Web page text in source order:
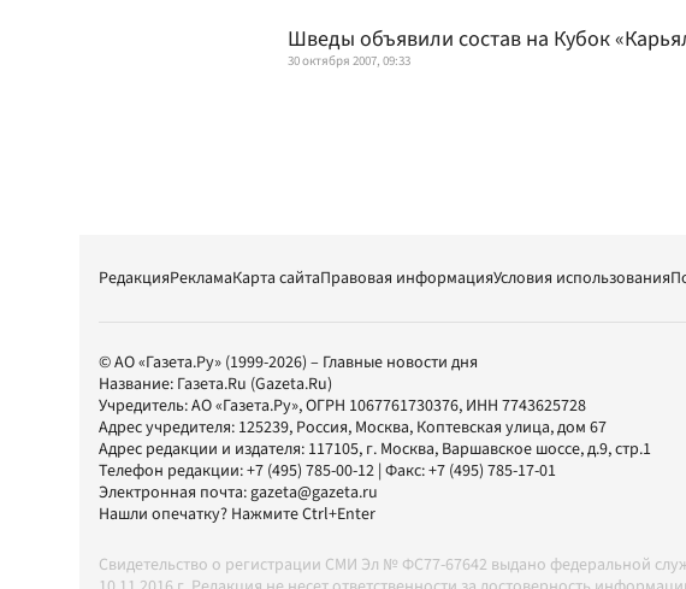
Шведы объявили состав на Кубок
30 октября 2007, 09:33
РедакцияРекламаКарта сайтаПравовая информацияУсловия использования
© АО «Газета.Ру» (1999-2026) – Главные новости дня
Название: Газета.Ru (Gazeta.Ru)
Учредитель:АО «Газета.Ру», ОГРН 1067761730376, ИНН 7743625728
Адрес учредителя: 125239, Россия, Москва, Коптевская улица, дом 67
Адрес редакции и издателя: 117105, г. Москва, Варшавское шоссе, д.9, стр.1
Телефон редакции:+7 (495) 785-00-12 | Факс:+7 (495) 785-17-01
Электронная почта:gazeta@gazeta.ru
Нашли опечатку? Нажмите Ctrl+Enter
Свидетельство о регистрации СМИ Эл № ФС77-67642 выдано федеральной